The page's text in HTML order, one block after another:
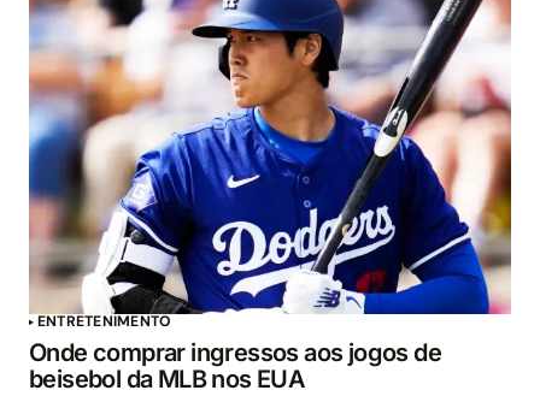
ENTRETENIMENTO
Onde comprar ingressos aos jogos de
beisebol da MLB nos EUA